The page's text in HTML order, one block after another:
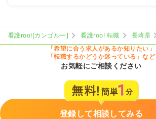
看護roo![カンゴルー] 看護roo! 転職 長崎県
「希望に合う求人があるか知りたい」
「転職するかどうか迷っている」など
お気軽にご相談ください
登録して相談してみる